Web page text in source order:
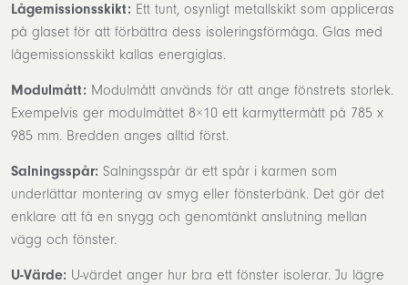
Lågemissionsskikt: Ett tunt, osynligt metallskikt som appliceras
på glaset för att förbättra dess isoleringsförmåga. Glas med
lågemissionsskikt kallas energiglas.
Modulmått: Modulmått används för att ange fönstrets storlek.
Exempelvis ger modulmåttet 8×10 ett karmyttermått på 785 x
985 mm. Bredden anges alltid först.
Salningsspår: Salningsspår är ett spår i karmen som
underlättar montering av smyg eller fönsterbänk. Det gör det
enklare att få en snygg och genomtänkt anslutning mellan
vägg och fönster.
U-Värde: U-värdet anger hur bra ett fönster isolerar. Ju lägre